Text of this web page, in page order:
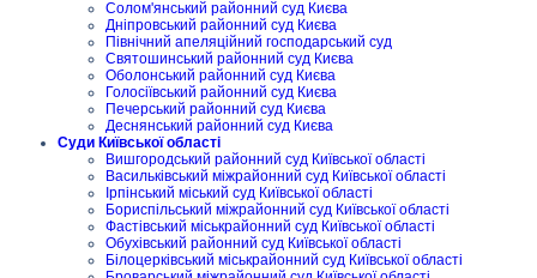
Солом'янський районний суд Києва
Дніпровський районний суд Києва
Північний апеляційний господарський суд
Святошинський районний суд Києва
Оболонський районний суд Києва
Голосіївський районний суд Києва
Печерський районний суд Києва
Деснянський районний суд Києва
Суди Київської області
Вишгородський районний суд Київської області
Васильківський міжрайонний суд Київської області
Ірпінський міський суд Київської області
Бориспільський міжрайонний суд Київської області
Фастівський міськрайонний суд Київської області
Обухівський районний суд Київської області
Білоцерківський міськрайонний суд Київської області